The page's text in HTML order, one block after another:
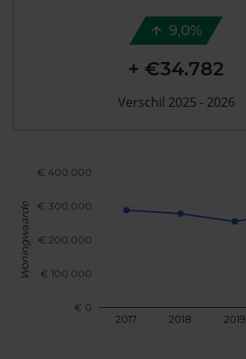
2017 2018 2019
€ 0
€ 100.000
€ 200.000
€ 300.000
€ 400.000
Woningwaarde
9,0%
+ €34.782
Verschil 2025 - 2026